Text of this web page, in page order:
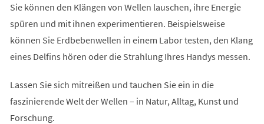
Sie können den Klängen von Wellen lauschen, ihre Energie
spüren und mit ihnen experimentieren. Beispielsweise
können Sie Erdbebenwellen in einem Labor testen, den Klang
eines Delfins hören oder die Strahlung Ihres Handys messen.
Lassen Sie sich mitreißen und tauchen Sie ein in die
faszinierende Welt der Wellen – in Natur, Alltag, Kunst und
Forschung.